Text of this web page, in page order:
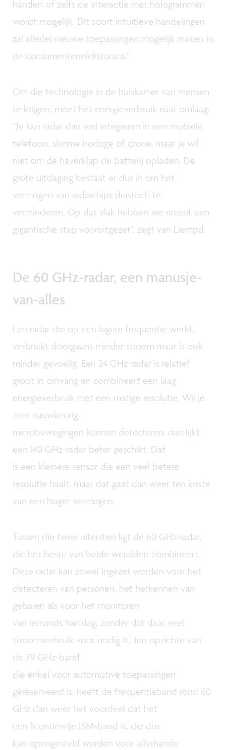
handen of zelfs de interactie met hologrammen
wordt mogelijk. Dit soort intuïtieve handelingen
zal allerlei nieuwe toepassingen mogelijk maken in
de consumentenelektronica.”
Om die technologie in de huiskamer van mensen
te krijgen, moet het energieverbruik naar omlaag.
“Je kan radar dan wel integreren in een mobiele
telefoon, slimme horloge of drone, maar je wil
niet om de haverklap de batterij opladen. De
grote uitdaging bestaat er dus in om het
vermogen van radarchips drastisch te
verminderen. Op dat vlak hebben we recent een
gigantische stap vooruitgezet”, zegt van Liempd.
De 60 GHz-radar, een manusje-
van-alles
Een radar die op een lagere frequentie werkt,
verbruikt doorgaans minder stroom maar is ook
minder gevoelig. Een 24 GHz-radar is relatief
groot in omvang en combineert een laag
energieverbruik met een matige resolutie. Wil je
zeer nauwkeurig
microbewegingen kunnen detecteren, dan lijkt
een 140 GHz-radar beter geschikt. Dat
is een kleinere sensor die een veel betere
resolutie haalt, maar dat gaat dan weer ten koste
van een hoger vermogen.
Tussen die twee uitersten ligt de 60 GHz-radar,
die het beste van beide werelden combineert.
Deze radar kan zowel ingezet worden voor het
detecteren van personen, het herkennen van
gebaren als voor het monitoren
van iemands hartslag, zonder dat daar veel
stroomverbruik voor nodig is. Ten opzichte van
de 79 GHz-band
die enkel voor automotive toepassingen
gereserveerd is, heeft de frequentieband rond 60
GHz dan weer het voordeel dat het
een licentievrije ISM-band is, die dus
kan opengesteld worden voor allerhande